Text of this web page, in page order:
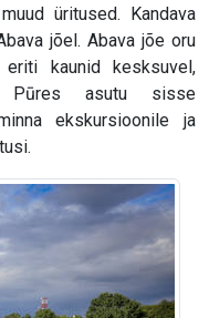
üritused. Kandava
jõel. Abava jõe oru
kaunid kesksuvel,
Pūres asutu sisse
ekskursioonile ja